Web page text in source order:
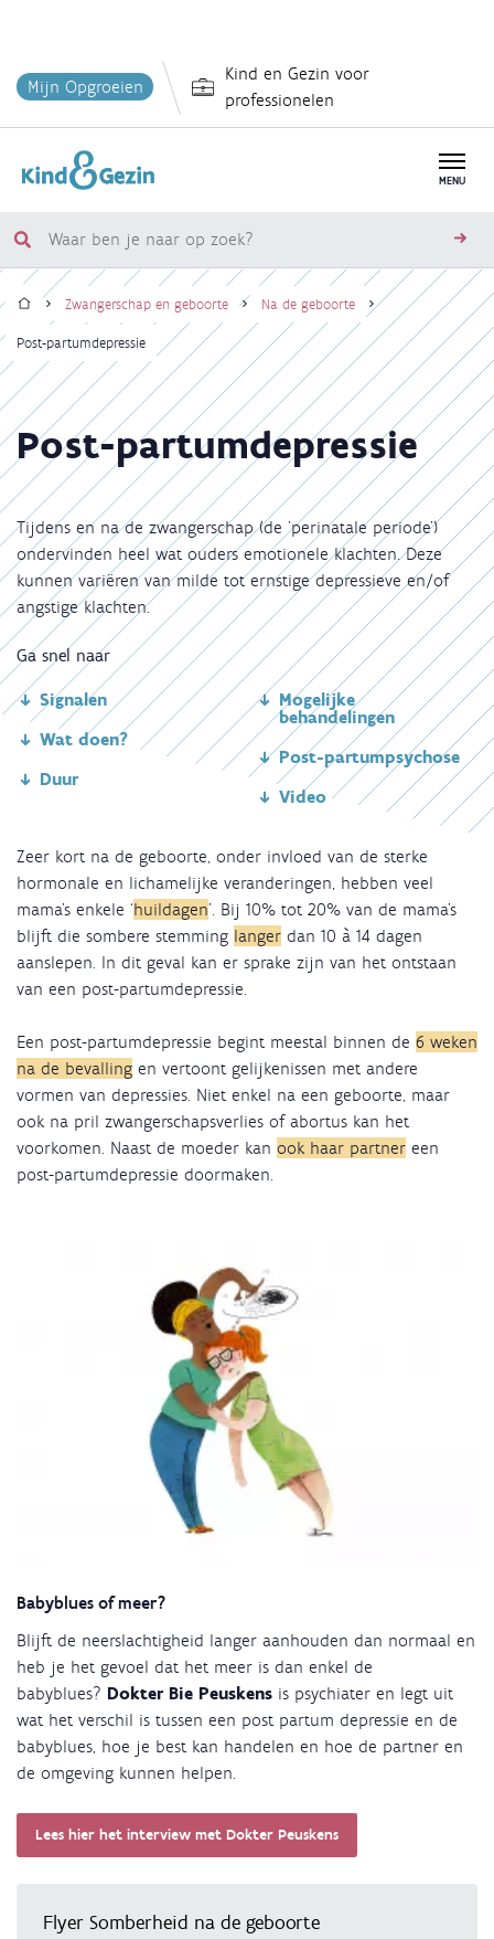
en
inhoud
Mijn Opgroeien
Kind en Gezin voor
professionelen
MENU
Waar
ben
je
op
zoek?
Kruimelpad
HomeZwangerschap en geboorte Na de geboorte
Post-partumdepressie
Post-partumdepressie
Tijdens en na de zwangerschap (de 'perinatale periode')
ondervinden heel wat ouders emotionele klachten. Deze
kunnen variëren van milde tot ernstige depressieve en/of
angstige klachten.
Ga snel naar
Signalen
Wat doen?
Duur
Mogelijke
behandelingen
Post-partumpsychose
Video
Zeer kort na de geboorte, onder invloed van de sterke
hormonale en lichamelijke veranderingen, hebben veel
mama's enkele ‘huildagen’. Bij 10% tot 20% van de mama's
blijft die sombere stemming langer dan 10 à 14 dagen
aanslepen. In dit geval kan er sprake zijn van het ontstaan
van een post-partumdepressie.
Een post-partumdepressie begint meestal binnen de 6 weken
na de bevalling en vertoont gelijkenissen met andere
vormen van depressies. Niet enkel na een geboorte, maar
ook na pril zwangerschapsverlies of abortus kan het
voorkomen. Naast de moeder kan ook haar partner een
post-partumdepressie doormaken.
Babyblues of meer?
Blijft de neerslachtigheid langer aanhouden dan normaal en
heb je het gevoel dat het meer is dan enkel de
babyblues? Dokter Bie Peuskens is psychiater en legt uit
wat het verschil is tussen een post partum depressie en de
babyblues, hoe je best kan handelen en hoe de partner en
de omgeving kunnen helpen.
Lees hier het interview met Dokter Peuskens
Flyer Somberheid na de geboorte